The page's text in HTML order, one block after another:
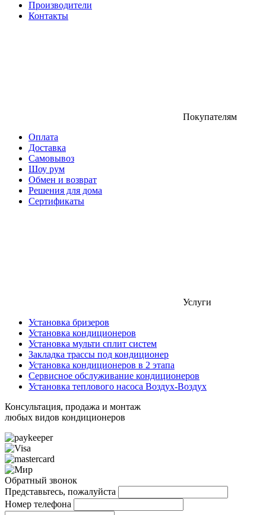
Производители
Контакты
Покупателям
Оплата
Доставка
Самовывоз
Шоу рум
Обмен и возврат
Решения для дома
Сертификаты
Услуги
Установка бризеров
Установка кондиционеров
Установка мульти сплит систем
Закладка трассы под кондиционер
Установка кондиционеров в 2 этапа
Сервисное обслуживание кондиционеров
Установка теплового насоса Воздух-Воздух
Консультация, продажа и монтаж
любых видов кондиционеров
Обратный звонок
Представьтесь, пожалуйста
Номер телефона